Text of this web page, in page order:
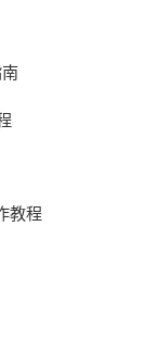
教程